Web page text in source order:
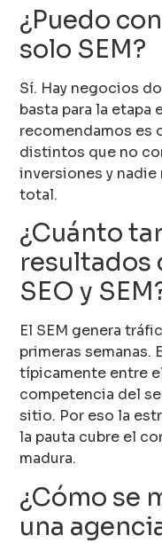
¿Puedo
solo SEM?
Sí. Hay negocios
basta para la etapa
recomendamos es
distintos que no
inversiones y
total.
¿Cuánto
resultados
SEO y
El SEM genera
primeras semanas.
típicamente entre
competencia del
sitio. Por eso la
la pauta cubre el
madura.
¿Cómo se
una